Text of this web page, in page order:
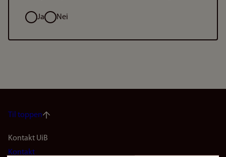
ValgJa Nei
Til toppen
Footer
Kontakt UiB
Kontakt